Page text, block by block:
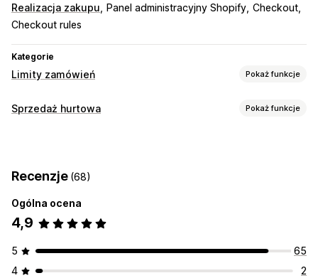
Realizacja zakupu Panel administracyjny Shopify Checkout
Checkout rules
Kategorie
Limity zamówień Pokaż funkcje
Reguły limitów
Variant-specific
Częstotliwość zakupu
Metody wysyłki
Ustawienia powiadomień
Sprzedaż hurtowa Pokaż funkcje
Wiele walut
Logowanie do sprzedaży hurtowej
Oznaczanie klientów
Zarządzanie zamówieniami
Recenzje (68)
Ogólna ocena
4,9
5
65
4
2